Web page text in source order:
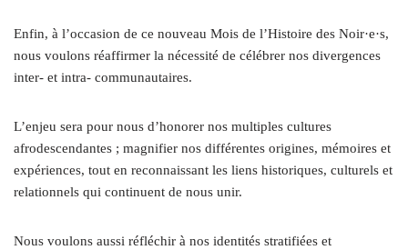
Enfin, à l’occasion de ce nouveau Mois de l’Histoire des Noir·e·s,
nous voulons réaffirmer la nécessité de célébrer nos divergences
inter- et intra- communautaires.
L’enjeu sera pour nous d’honorer nos multiples cultures
afrodescendantes ; magnifier nos différentes origines, mémoires et
expériences, tout en reconnaissant les liens historiques, culturels et
relationnels qui continuent de nous unir.
Nous voulons aussi réfléchir à nos identités stratifiées et